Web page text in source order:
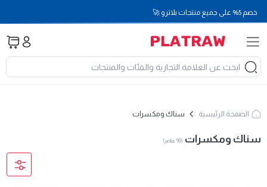
خصم 5% على جميع منتجات بلاترو 🚀
الصفحة الرئيسية سناك ومكسرات
سناك ومكسرات (
90 عناصر)